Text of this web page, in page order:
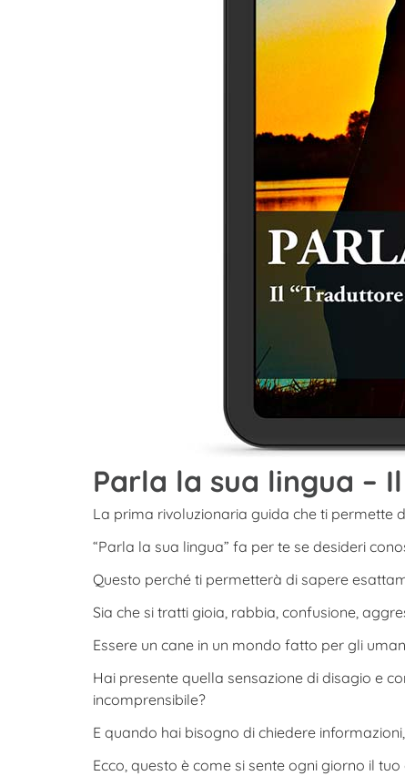
Parla la sua lingua –
La prima rivoluzionaria guida che ti permette
“Parla la sua lingua” fa per te se desideri
Questo perché ti permetterà di sapere
Sia che si tratti gioia, rabbia, confusione,
Essere un cane in un mondo fatto per gli
Hai presente quella sensazione di disagio e
incomprensibile?
E quando hai bisogno di chiedere
Ecco, questo è come si sente ogni giorno il